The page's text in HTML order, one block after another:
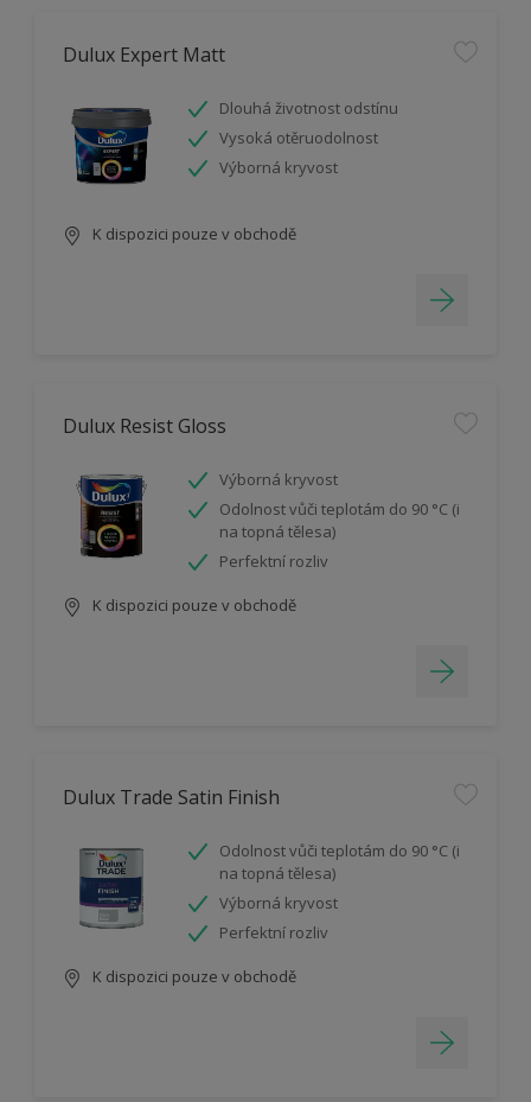
Dulux Expert Matt
Dlouhá životnost odstínu
Vysoká otěruodolnost
Výborná kryvost
K dispozici pouze v obchodě
Dulux Resist Gloss
Výborná kryvost
Odolnost vůči teplotám do 90 °C (i
na topná tělesa)
Perfektní rozliv
K dispozici pouze v obchodě
Dulux Trade Satin Finish
Odolnost vůči teplotám do 90 °C (i
na topná tělesa)
Výborná kryvost
Perfektní rozliv
K dispozici pouze v obchodě